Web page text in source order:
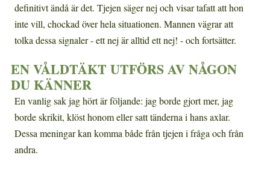
definitivt ändå är det. Tjejen säger nej och visar tafatt att hon
inte vill, chockad över hela situationen. Mannen vägrar att
tolka dessa signaler - ett nej är alltid ett nej! - och fortsätter.
EN VÅLDTÄKT UTFÖRS AV NÅGON
DU KÄNNER
En vanlig sak jag hört är följande: jag borde gjort mer, jag
borde skrikit, klöst honom eller satt tänderna i hans axlar.
Dessa meningar kan komma både från tjejen i fråga och från
andra.